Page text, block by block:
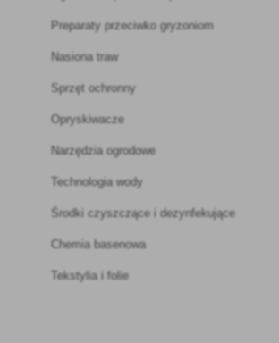
Preparaty przeciwko gryzoniom
Nasiona traw
Sprzęt ochronny
Opryskiwacze
Narzędzia ogrodowe
Technologia wody
Środki czyszczące i dezynfekujące
Chemia basenowa
Tekstylia i folie